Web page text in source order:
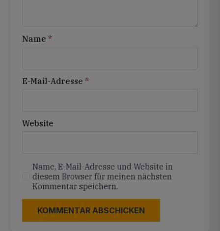
Name *
E-Mail-Adresse *
Website
Name, E-Mail-Adresse und Website in
diesem Browser für meinen nächsten
Kommentar speichern.